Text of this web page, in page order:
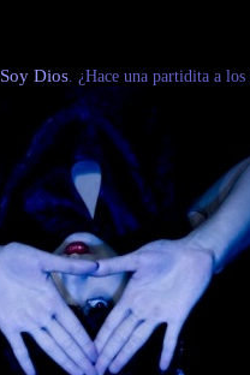
Soy Dios. ¿Hace una partidita a los